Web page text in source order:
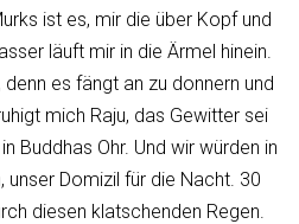
ist es, mir die über Kopf und
läuft mir in die Ärmel hinein.
es fängt an zu donnern und
mich Raju, das Gewitter sei
Buddhas Ohr. Und wir würden in
unser Domizil für die Nacht. 30
diesen klatschenden Regen.